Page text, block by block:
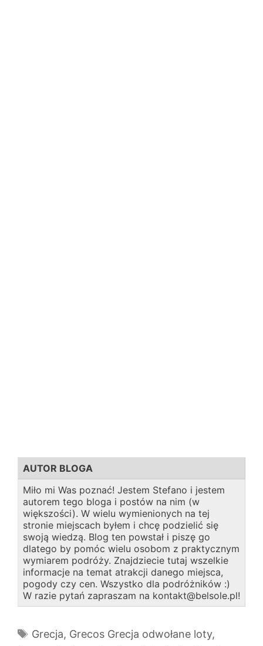
AUTOR BLOGA
Miło mi Was poznać! Jestem Stefano i jestem
autorem tego bloga i postów na nim (w
większości). W wielu wymienionych na tej
stronie miejscach byłem i chcę podzielić się
swoją wiedzą. Blog ten powstał i piszę go
dlatego by pomóc wielu osobom z praktycznym
wymiarem podróży. Znajdziecie tutaj wszelkie
informacje na temat atrakcji danego miejsca,
pogody czy cen. Wszystko dla podróżników :)
W razie pytań zapraszam na kontakt@belsole.pl!
Tagi
Grecja, Grecos Grecja odwołane loty,